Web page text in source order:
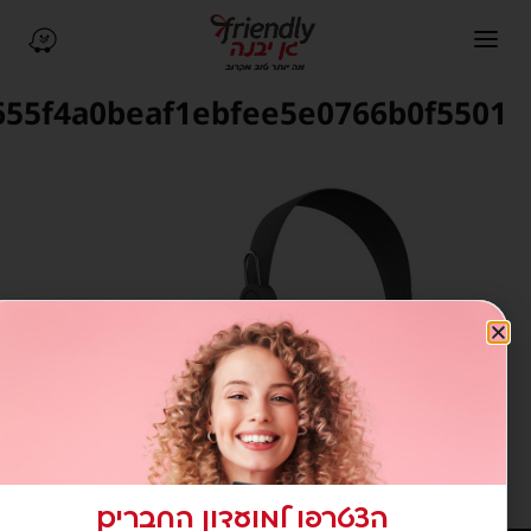
תפריט ניווט ניווט ב-Waze (נפתח בחלון חדש)
הצטרפו למועדון החברים